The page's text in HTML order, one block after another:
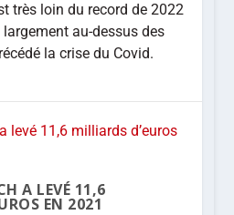
très loin du record de 2022
au-dessus des
la crise du Covid.
A LEVÉ 11,6
EN 2021